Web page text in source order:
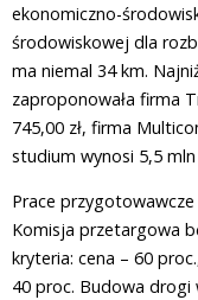
ekonomiczno-
środowiskowej dla
ma niemal 34 km.
zaproponowała firma
745,00 zł, firma
studium wynosi 5,5 mln
Prace
Komisja przetargowa
kryteria: cena – 60
40 proc. Budowa